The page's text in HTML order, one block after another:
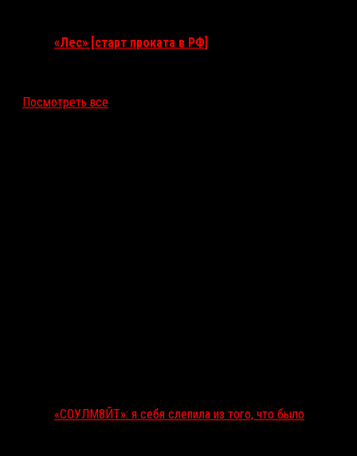
«Лес» [старт проката в РФ]
Посмотреть все
«СОУЛМ8ЙТ»: я себя слепила из того, что было